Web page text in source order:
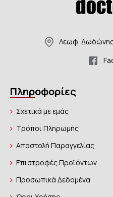
Λεωφ. Δωδώνης
Πληροφορίες
Σχετικά με εμάς
Τρόποι Πληρωμής
Αποστολή Παραγγελίας
Επιστροφές Προϊόντων
Προσωπικά Δεδομένα